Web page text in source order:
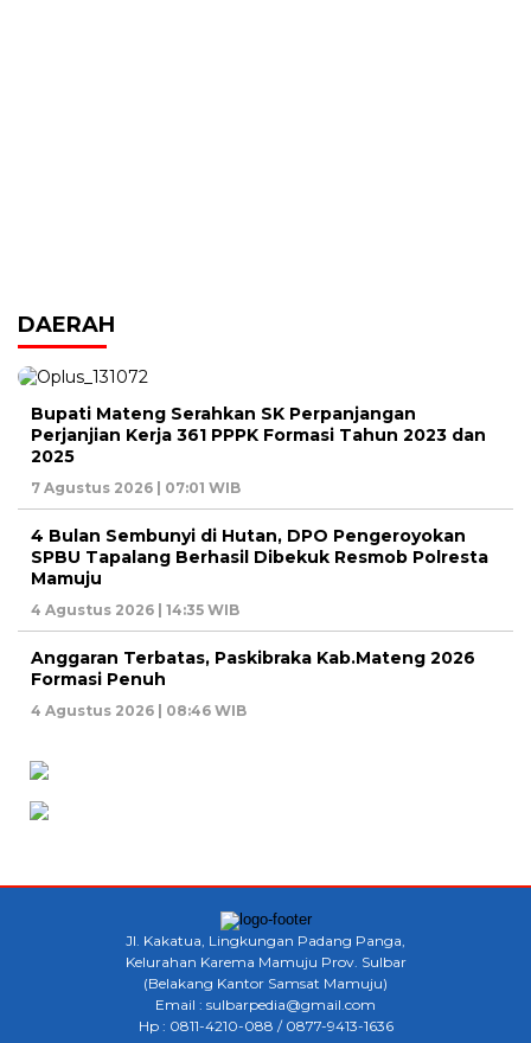
DAERAH
Bupati Mateng Serahkan SK Perpanjangan
Perjanjian Kerja 361 PPPK Formasi Tahun 2023 dan
2025
7 Agustus 2026 | 07:01 WIB
4 Bulan Sembunyi di Hutan, DPO Pengeroyokan
SPBU Tapalang Berhasil Dibekuk Resmob Polresta
Mamuju
4 Agustus 2026 | 14:35 WIB
Anggaran Terbatas, Paskibraka Kab.Mateng 2026
Formasi Penuh
4 Agustus 2026 | 08:46 WIB
Jl. Kakatua, Lingkungan Padang Panga,
Kelurahan Karema Mamuju Prov. Sulbar
(Belakang Kantor Samsat Mamuju)
Email : sulbarpedia@gmail.com
Hp : 0811-4210-088 / 0877-9413-1636